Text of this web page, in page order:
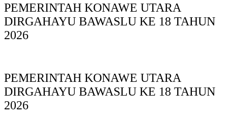
PEMERINTAH KONAWE UTARA
DIRGAHAYU BAWASLU KE 18 TAHUN
2026
PEMERINTAH KONAWE UTARA
DIRGAHAYU BAWASLU KE 18 TAHUN
2026